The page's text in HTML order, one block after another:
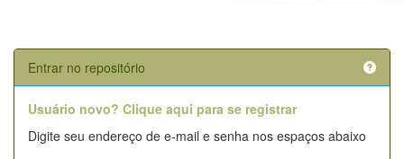
Entrar no repositório
Usuário novo? Clique aqui para se registrar
Digite seu endereço de e-mail e senha nos espaços abaixo